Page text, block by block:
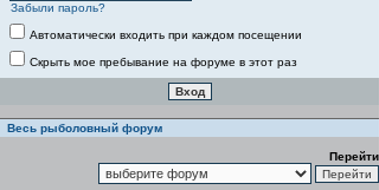
Забыли пароль?
Автоматически входить при каждом посещении
Скрыть мое пребывание на форуме в этот раз
Весь рыболовный форум
Перейти